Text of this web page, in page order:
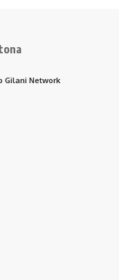
Gilani Network